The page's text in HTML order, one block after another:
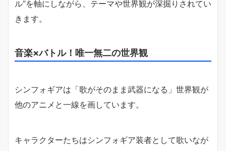
ル”を軸にしながら、テーマや世界観が深掘りされてい
きます。
音楽×バトル！唯一無二の世界観
シンフォギアは「歌がそのまま武器になる」世界観が
他のアニメと一線を画しています。
キャラクターたちはシンフォギア装者として歌いなが